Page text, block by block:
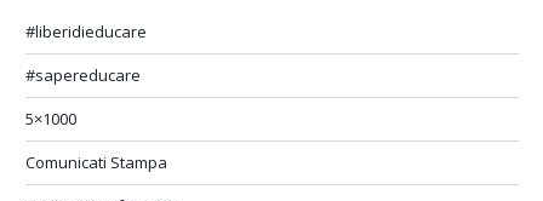
#liberidieducare
#sapereducare
5×1000
Comunicati Stampa